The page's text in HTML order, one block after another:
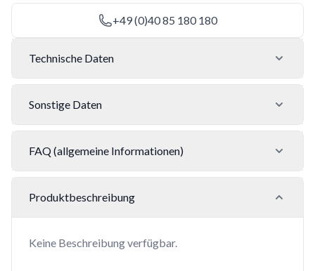
+49 (0)40 85 180 180
Technische Daten
Sonstige Daten
FAQ (allgemeine Informationen)
Produktbeschreibung
Keine Beschreibung verfügbar.